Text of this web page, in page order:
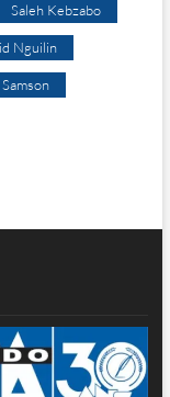
Saleh Kebzabo
Nguilin